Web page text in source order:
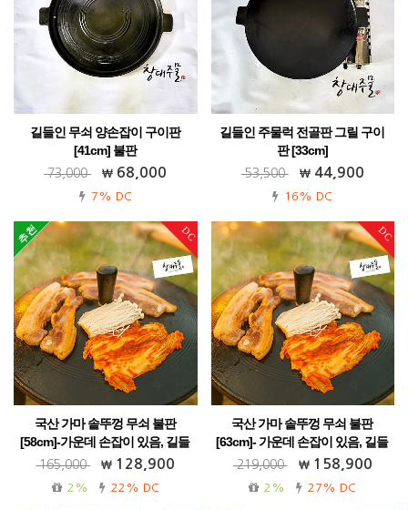
길들인 무쇠 양손잡이 구이판
[41cm] 불판
가정용 업소용 캠핑용 전원주택!
73,000 68,000
7% DC
길들인 주물럭 전골판 그릴 구이
판 [33cm]
가정용 업소용 캠핑용 전원주택!
53,500 44,900
16% DC
DC
국산 가마 솥뚜껑 무쇠 불판
[58cm]-가운데 손잡이 있음, 길들
임
165,000 128,900
2% 22% DC
DC
국산 가마 솥뚜껑 무쇠 불판
[63cm]- 가운데 손잡이 있음, 길들
임
219,000 158,900
2% 27% DC